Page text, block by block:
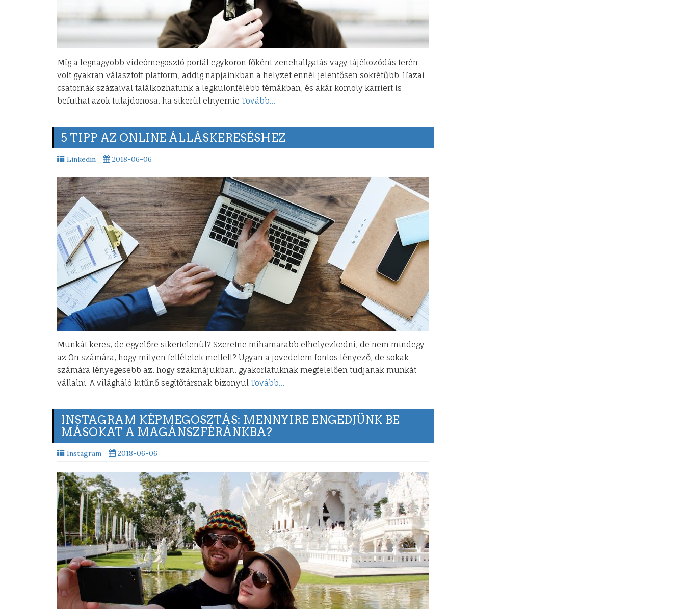
Míg a legnagyobb videómegosztó portál egykoron főként zenehallgatás vagy tájékozódás terén
volt gyakran választott platform, addig napjainkban a helyzet ennél jelentősen sokrétűbb. Hazai
csatornák százaival találkozhatunk a legkülönfélébb témákban, és akár komoly karriert is
befuthat azok tulajdonosa, ha sikerül elnyernie Tovább…
5 TIPP AZ ONLINE ÁLLÁSKERESÉSHEZ
Linkedin 2018-06-06
Munkát keres, de egyelőre sikertelenül? Szeretne mihamarabb elhelyezkedni, de nem mindegy
az Ön számára, hogy milyen feltételek mellett? Ugyan a jövedelem fontos tényező, de sokak
számára lényegesebb az, hogy szakmájukban, gyakorlatuknak megfelelően tudjanak munkát
vállalni. A világháló kitűnő segítőtársnak bizonyul Tovább…
INSTAGRAM KÉPMEGOSZTÁS: MENNYIRE ENGEDJÜNK BE
MÁSOKAT A MAGÁNSZFÉRÁNKBA?
Instagram 2018-06-06